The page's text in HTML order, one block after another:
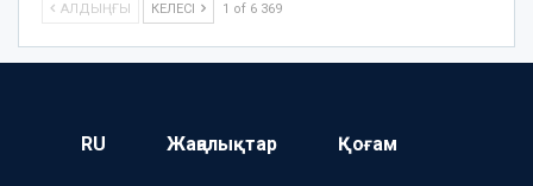
АЛДЫҢҒЫ КЕЛЕСІ 1 of 6 369
RU Жаңалықтар Қоғам